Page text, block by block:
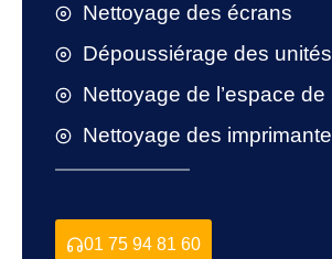
Nettoyage des écrans
Dépoussiérage des
Nettoyage de l’espace de
Nettoyage des
01 75 94 81 60